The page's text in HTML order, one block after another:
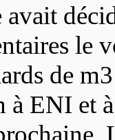
le
de
à ENI et